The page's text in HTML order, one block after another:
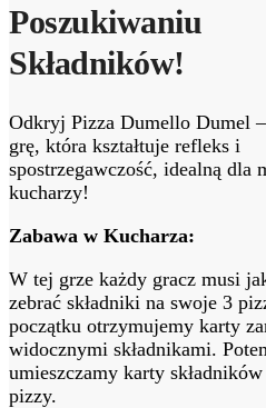
Poszukiwaniu
Składników!
Odkryj Pizza Dumello Dumel
grę, która kształtuje refleks i
spostrzegawczość, idealną dla
kucharzy!
Zabawa w Kucharza:
W tej grze każdy gracz musi
zebrać składniki na swoje 3
początku otrzymujemy karty
widocznymi składnikami.
umieszczamy karty
pizzy.